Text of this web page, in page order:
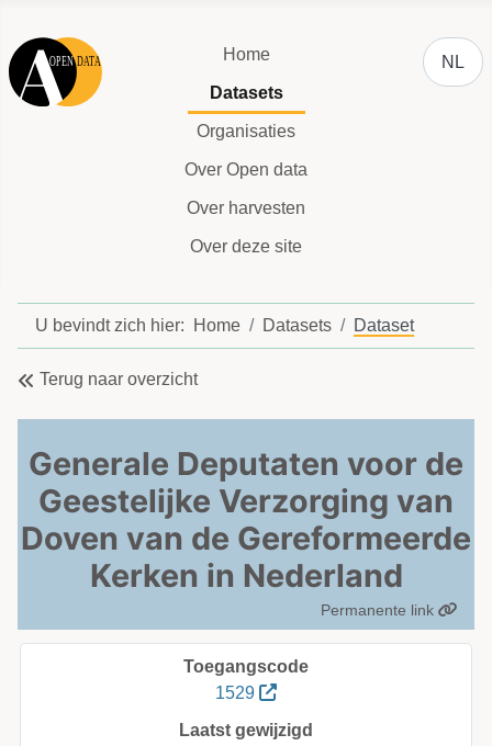
Home
Datasets
Organisaties
Over Open data
Over harvesten
Over deze site
NL
U bevindt zich hier: Home Datasets Dataset
Terug naar overzicht
Generale Deputaten voor de
Geestelijke Verzorging van
Doven van de Gereformeerde
Kerken in Nederland
Permanente link
Toegangscode
1529
Laatst gewijzigd